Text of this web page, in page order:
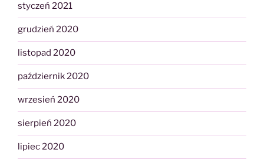
styczeń 2021
grudzień 2020
listopad 2020
październik 2020
wrzesień 2020
sierpień 2020
lipiec 2020